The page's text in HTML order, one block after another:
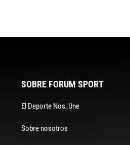
SOBRE FORUM SPORT
El Deporte Nos_Une
Sobre nosotros